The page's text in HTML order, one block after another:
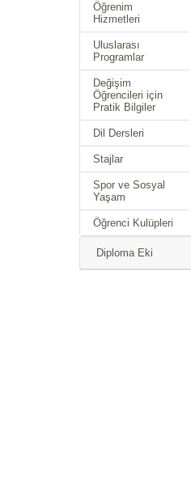
Öğrenim
Hizmetleri
Uluslarası
Programlar
Değişim
Öğrencileri için
Pratik Bilgiler
Dil Dersleri
Stajlar
Spor ve Sosyal
Yaşam
Öğrenci Kulüpleri
Diploma Eki